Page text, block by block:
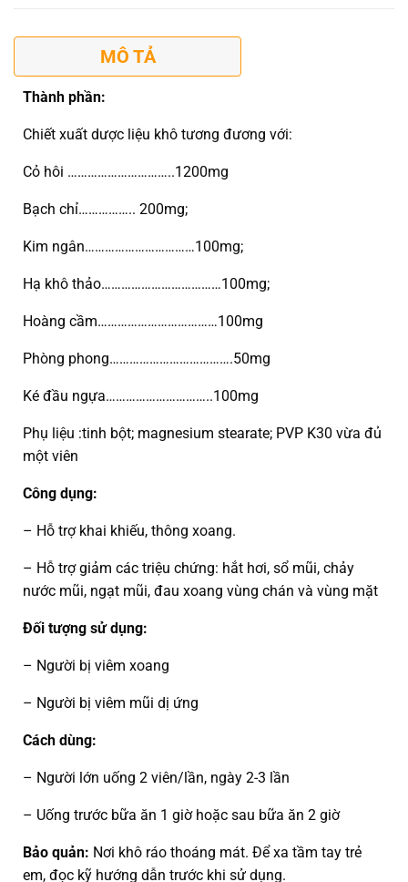
MÔ TẢ
Thành phần:
Chiết xuất dược liệu khô tương đương với:
Cỏ hôi …………………………..1200mg
Bạch chỉ…………….. 200mg;
Kim ngân……………………………100mg;
Hạ khô thảo………………………………100mg;
Hoàng cầm………………………………100mg
Phòng phong……………………………….50mg
Ké đầu ngựa…………………………..100mg
Phụ liệu :tinh bột; magnesium stearate; PVP K30 vừa đủ
một viên
Công dụng:
– Hỗ trợ khai khiếu, thông xoang.
– Hỗ trợ giảm các triệu chứng: hắt hơi, sổ mũi, chảy
nước mũi, ngạt mũi, đau xoang vùng chán và vùng mặt
Đối tượng sử dụng:
– Người bị viêm xoang
– Người bị viêm mũi dị ứng
Cách dùng:
– Người lớn uống 2 viên/lần, ngày 2-3 lần
– Uống trước bữa ăn 1 giờ hoặc sau bữa ăn 2 giờ
Bảo quản: Nơi khô ráo thoáng mát. Để xa tầm tay trẻ
em, đọc kỹ hướng dẫn trước khi sử dụng.